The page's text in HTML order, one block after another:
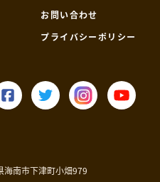
海南市下津町小畑979
お問い合わせ
プライバシーポリシー